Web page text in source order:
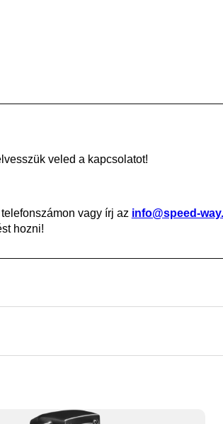
veled a kapcsolatot!
vagy írj az info@speed-
hozni!